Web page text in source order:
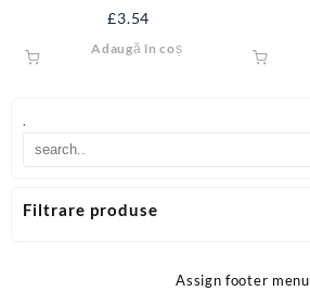
.
Filtrare produse
£3.54
Adaugă în coș
Assign footer menu